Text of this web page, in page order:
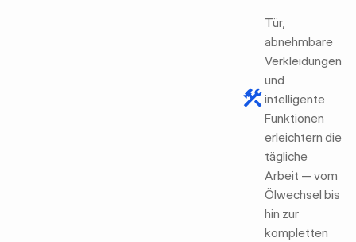
Tür,
abnehmbare
Verkleidungen
und
intelligente
Funktionen
erleichtern die
tägliche
Arbeit — vom
Ölwechsel bis
hin zur
kompletten